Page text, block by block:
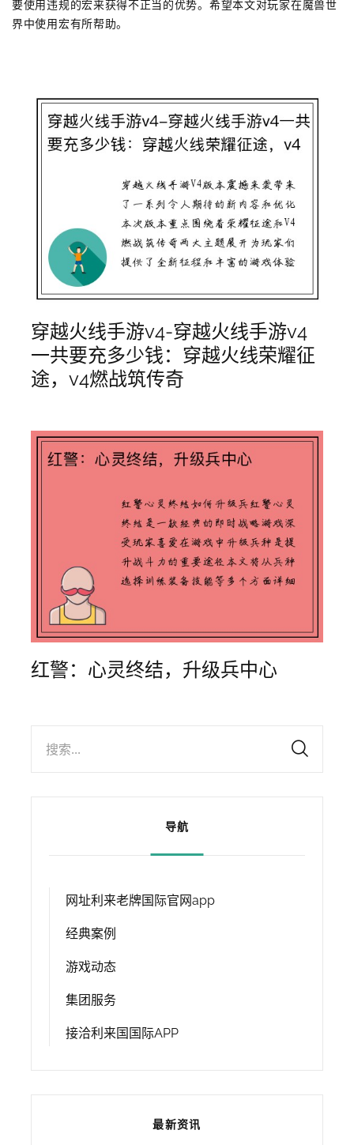
要使用违规的宏来获得不正当的优势。希望本文对玩家在魔兽世
界中使用宏有所帮助。
穿越火线手游v4-穿越火线手游v4
一共要充多少钱：穿越火线荣耀征
途，v4燃战筑传奇
红警：心灵终结，升级兵中心
搜索...
导航
网址利来老牌国际官网app
经典案例
游戏动态
集团服务
接洽利来国国际APP
最新资讯